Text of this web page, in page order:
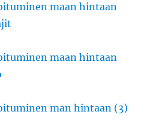
maan hintaan
maan hintaan
man hintaan (3)